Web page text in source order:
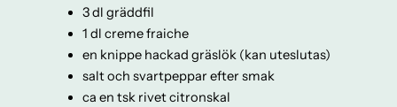
3 dl gräddfil
1 dl creme fraiche
en knippe hackad gräslök (kan uteslutas)
salt och svartpeppar efter smak
ca en tsk rivet citronskal